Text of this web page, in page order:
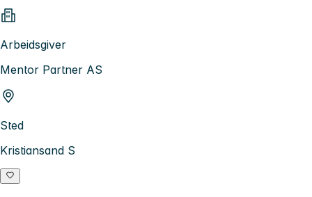
Arbeidsgiver
Mentor Partner AS
Sted
Kristiansand S